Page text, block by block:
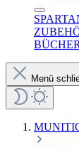
Menü